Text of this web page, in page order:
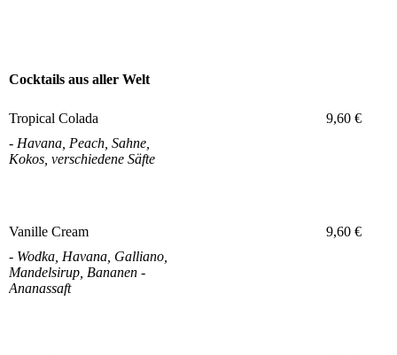
Cocktails aus aller Welt
Tropical Colada
9,60 €
- Havana, Peach, Sahne,
Kokos, verschiedene Säfte
Vanille Cream
9,60 €
- Wodka, Havana, Galliano,
Mandelsirup, Bananen -
Ananassaft